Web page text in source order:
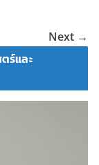
Next →
ร์และ